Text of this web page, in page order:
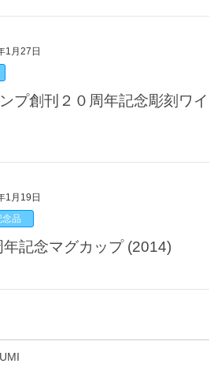
1月27日
1月19日
念品
周年記念マグカップ (2014)